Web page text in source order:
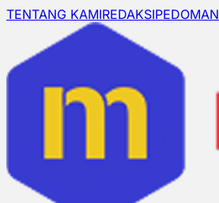
TENTANG KAMIREDAKSIPEDOMAN